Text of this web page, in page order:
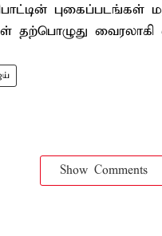
புகைப்படங்கள்
தற்பொழுது வைரலாகி
Show Comments